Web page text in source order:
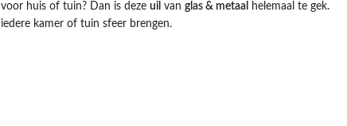
voor huis of tuin? Dan is deze uil van glas & metaal
helemaal te gek.
kamer of tuin sfeer brengen.